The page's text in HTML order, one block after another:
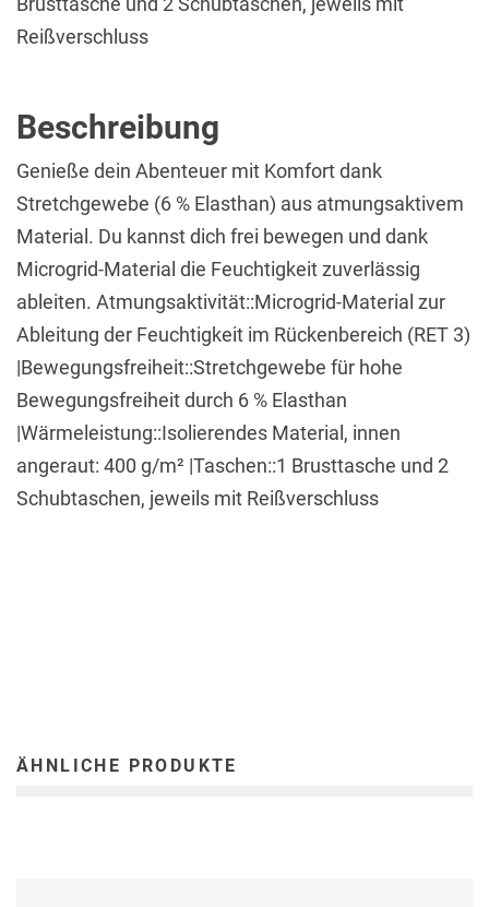
Reißverschluss
Beschreibung
Genieße dein Abenteuer mit Komfort dank
Stretchgewebe (6 % Elasthan) aus atmungsaktivem
Material. Du kannst dich frei bewegen und dank
Microgrid-Material die Feuchtigkeit zuverlässig
ableiten. Atmungsaktivität::Microgrid-Material zur
Ableitung der Feuchtigkeit im Rückenbereich (RET 3)
|Bewegungsfreiheit::Stretchgewebe für hohe
Bewegungsfreiheit durch 6 % Elasthan
|Wärmeleistung::Isolierendes Material, innen
angeraut: 400 g/m² |Taschen::1 Brusttasche und 2
Schubtaschen, jeweils mit Reißverschluss
ÄHNLICHE PRODUKTE